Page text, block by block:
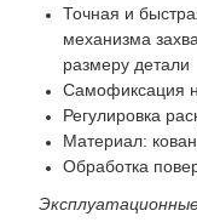
Точная и
механизма
размеру детали
Самофиксация
Регулировка
Материал:
Обработка